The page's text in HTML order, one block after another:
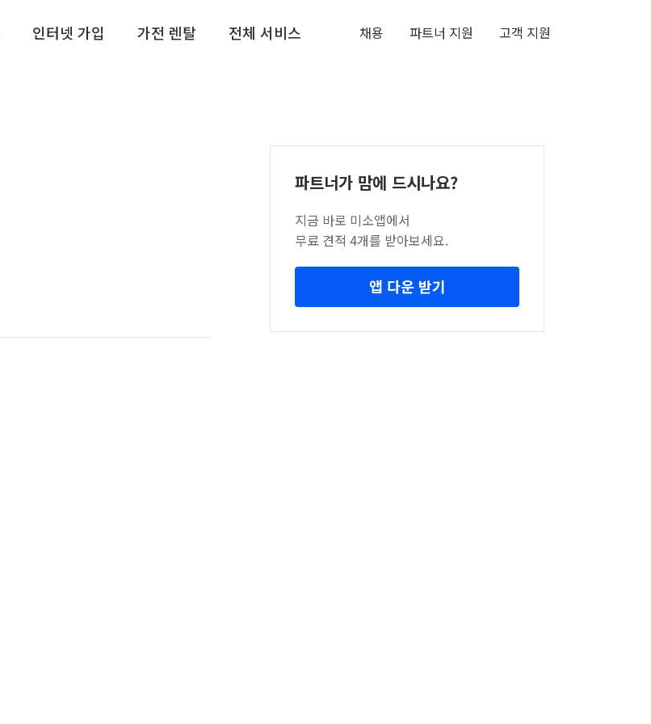
인터넷 가입 가전 렌탈 전체 서비스 채용 파트너 지원 고객 지원
파트너가 맘에 드시나요?
지금 바로 미소앱에서
무료 견적 4개를 받아보세요.
앱 다운 받기